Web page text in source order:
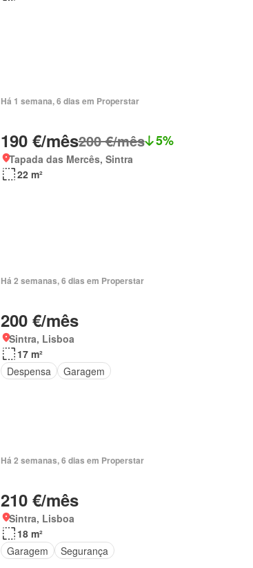
Há 1 semana, 6 dias em Properstar
190 €/mês200 €/mês 5%
Tapada das Mercês, Sintra
22 m²
Há 2 semanas, 6 dias em Properstar
200 €/mês
Sintra, Lisboa
17 m²
Despensa
Garagem
Há 2 semanas, 6 dias em Properstar
210 €/mês
Sintra, Lisboa
18 m²
Garagem
Segurança